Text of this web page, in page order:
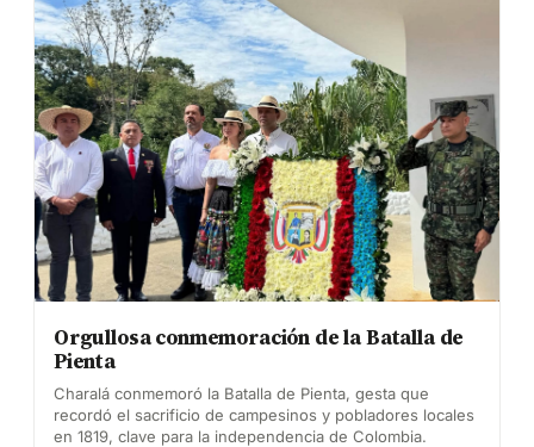
Orgullosa conmemoración de la Batalla de
Pienta
Charalá conmemoró la Batalla de Pienta, gesta que
recordó el sacrificio de campesinos y pobladores locales
en 1819, clave para la independencia de Colombia.